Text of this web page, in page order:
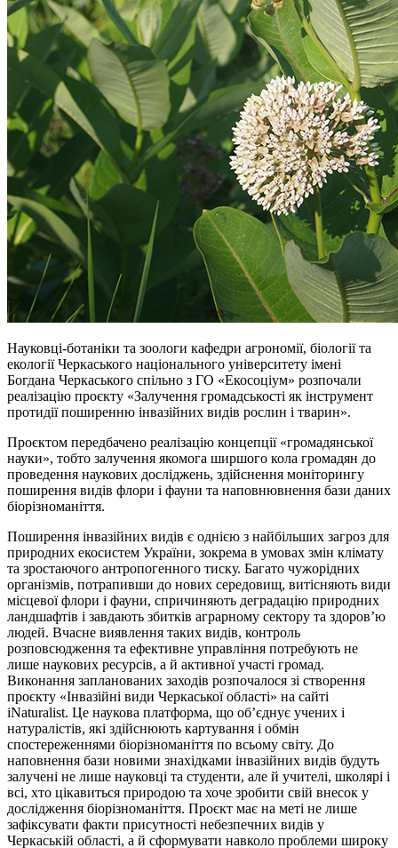
Науковці-ботаніки та зоологи кафедри агрономії, біології та
екології Черкаського національного університету імені
Богдана Черкаського спільно з ГО «Екосоціум» розпочали
реалізацію проєкту «Залучення громадськості як інструмент
протидії поширенню інвазійних видів рослин і тварин».
Проєктом передбачено реалізацію концепції «громадянської
науки», тобто залучення якомога ширшого кола громадян до
проведення наукових досліджень, здійснення моніторингу
поширення видів флори і фауни та наповнювнення бази даних
біорізноманіття.
Поширення інвазійних видів є однією з найбільших загроз для
природних екосистем України, зокрема в умовах змін клімату
та зростаючого антропогенного тиску. Багато чужорідних
організмів, потрапивши до нових середовищ, витісняють види
місцевої флори і фауни, спричиняють деградацію природних
ландшафтів і завдають збитків аграрному сектору та здоров’ю
людей. Вчасне виявлення таких видів, контроль
розповсюдження та ефективне управління потребують не
лише наукових ресурсів, а й активної участі громад.
Виконання запланованих заходів розпочалося зі створення
проєкту «Інвазійні види Черкаської області» на сайті
iNaturalist. Це наукова платформа, що об’єднує учених і
натуралістів, які здійснюють картування і обмін
спостереженнями біорізноманіття по всьому світу. До
наповнення бази новими знахідками інвазійних видів будуть
залучені не лише науковці та студенти, але й учителі, школярі і
всі, хто цікавиться природою та хоче зробити свій внесок у
дослідження біорізноманіття. Проєкт має на меті не лише
зафіксувати факти присутності небезпечних видів у
Черкаській області, а й сформувати навколо проблеми широку